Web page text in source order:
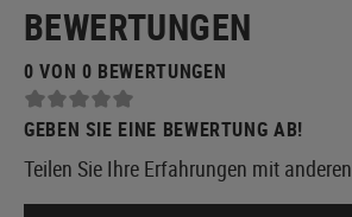
BEWERTUNGEN
0 VON 0 BEWERTUNGEN
GEBEN SIE EINE BEWERTUNG AB!
Teilen Sie Ihre Erfahrungen mit